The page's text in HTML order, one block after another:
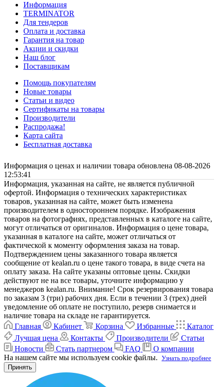
Информация
TERMINATOR
Для тендеров
Оплата и доставка
Гарантия на товар
Акции и скидки
Наш блог
Поставщикам
Помощь покупателям
Новые товары
Статьи и видео
Сертификаты на товары
Производители
Распродажа!
Карта сайта
Бесплатная доставка
Информация о ценах и наличии товара обновлена 08-08-2026
12:53:41
Информация, указанная на сайте, не является публичной
офертой. Информация о технических характеристиках
товаров, указанная на сайте, может быть изменена
производителем в одностороннем порядке. Изображения
товаров на фотографиях, представленных в каталоге на сайте,
могут отличаться от оригиналов. Информация о цене товара,
указанная в каталоге на сайте, может отличаться от
фактической к моменту оформления заказа на товар.
Подтверждением цены заказанного товара является
сообщение от kealan.ru о цене такого товара, в виде счета на
оплату заказа. На сайте указаны оптовые цены. Скидки
действуют не на все товары, уточните информацию у
менеджеров kealan.ru. Внимание! Срок резервирования товара
по заказам 3 (три) рабочих дня. Если в течении 3 (трех) дней
уведомление об оплате не поступило, резерв снимается и
наличие товара на складе не гарантируется.
Главная
Кабинет Корзина Избранные
Каталог
Лучшая цена
Контакты Производители
Статьи
Новости
Стать партнером FAQ
О компании
На нашем сайте мы используем cookie файлы. Узнать подробнее
Принять